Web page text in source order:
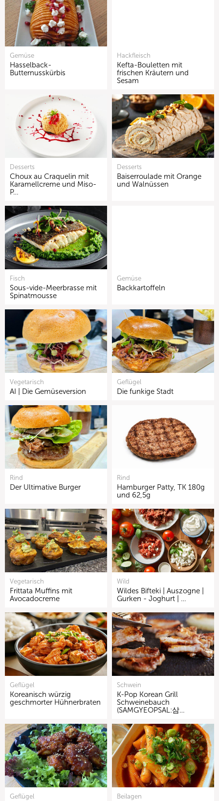
Gemüse
Hasselback-
Butternusskürbis
Hackfleisch
Kefta-Bouletten mit
frischen Kräutern und
Sesam
Desserts
Choux au Craquelin mit
Karamellcreme und Miso-
P…
Desserts
Baiserroulade mit Orange
und Walnüssen
Fisch
Sous-vide-Meerbrasse mit
Spinatmousse
Gemüse
Backkartoffeln
Vegetarisch
AI | Die Gemüseversion
Geflügel
Die funkige Stadt
Rind
Der Ultimative Burger
Rind
Hamburger Patty, TK 180g
und 62,5g
Vegetarisch
Frittata Muffins mit
Avocadocreme
Wild
Wildes Bifteki | Auszogne |
Gurken - Joghurt | …
Geflügel
Koreanisch würzig
geschmorter Hühnerbraten
Schwein
K-Pop Korean Grill
Schweinebauch
(SAMGYEOPSAL:삼…
Geflügel Beilagen